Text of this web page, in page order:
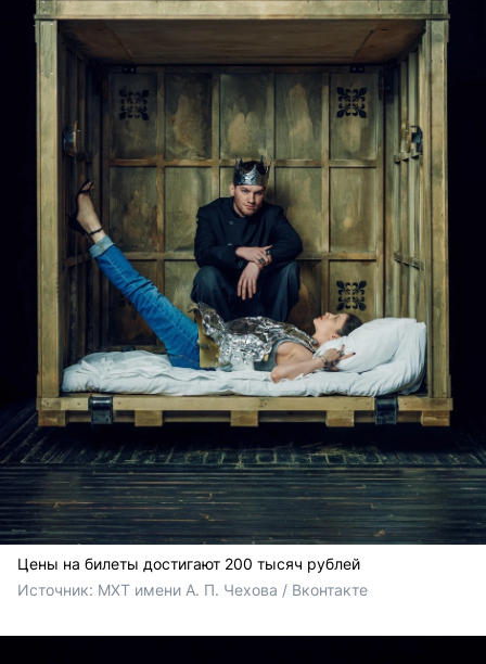
Цены на билеты достигают 200 тысяч рублей
Источник: МХТ имени А. П. Чехова / Вконтакте